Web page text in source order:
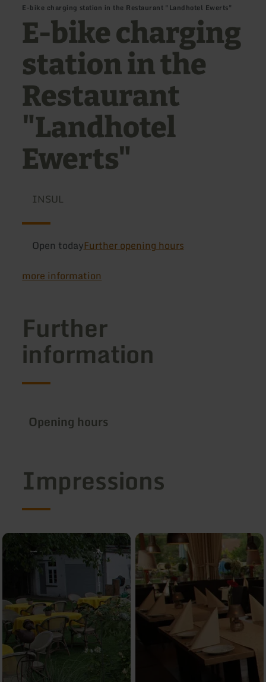
E-bike charging station in the Restaurant "Landhotel Ewerts"
E-bike charging
station in the
Restaurant
"Landhotel
Ewerts"
INSUL
Open todayFurther opening hours
more information
Further
information
Opening hours
Impressions